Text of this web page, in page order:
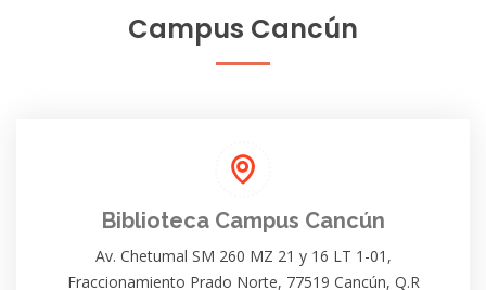
Campus Cancún
Biblioteca Campus Cancún
Av. Chetumal SM 260 MZ 21 y 16 LT 1-01,
Fraccionamiento Prado Norte, 77519 Cancún, Q.R